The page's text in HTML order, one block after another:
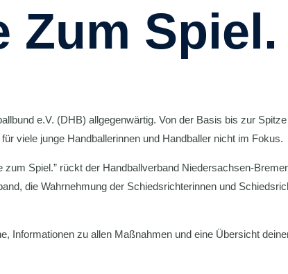
Zum Spiel.
e.V. (DHB) allgegenwärtig. Von der Basis bis zur
viele junge Handballerinnen und Handballer nicht im Fokus.
zum Spiel.” rückt der Handballverband Niedersachsen-
die Wahrnehmung der Schiedsrichterinnen und
Informationen zu allen Maßnahmen und eine Übersicht